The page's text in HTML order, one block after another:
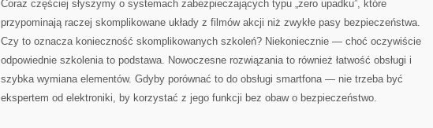
Coraz częściej słyszymy o systemach zabezpieczających typu „zero upadku”, które
przypominają raczej skomplikowane układy z filmów akcji niż zwykłe pasy bezpieczeństwa.
Czy to oznacza konieczność skomplikowanych szkoleń? Niekoniecznie — choć oczywiście
odpowiednie szkolenia to podstawa. Nowoczesne rozwiązania to również łatwość obsługi i
szybka wymiana elementów. Gdyby porównać to do obsługi smartfona — nie trzeba być
ekspertem od elektroniki, by korzystać z jego funkcji bez obaw o bezpieczeństwo.